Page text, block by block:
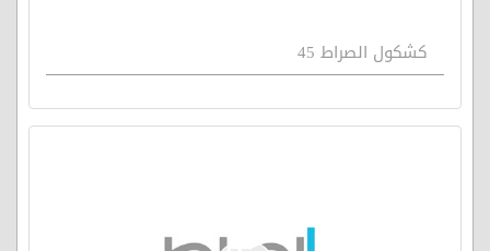
كشكول الصراط 45